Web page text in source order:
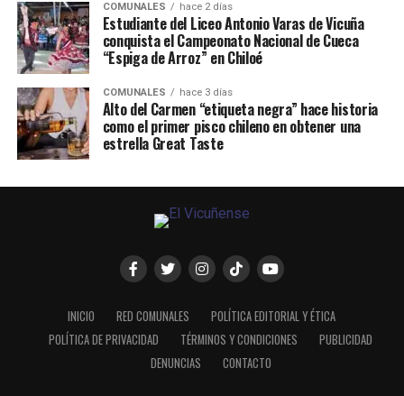
COMUNALES hace 2 días
Estudiante del Liceo Antonio Varas de Vicuña
conquista el Campeonato Nacional de Cueca
“Espiga de Arroz” en Chiloé
COMUNALES hace 3 días
Alto del Carmen “etiqueta negra” hace historia
como el primer pisco chileno en obtener una
estrella Great Taste
INICIO RED COMUNALES
POLÍTICA EDITORIAL Y ÉTICA
POLÍTICA DE PRIVACIDAD
TÉRMINOS Y CONDICIONES
PUBLICIDAD
DENUNCIAS
CONTACTO